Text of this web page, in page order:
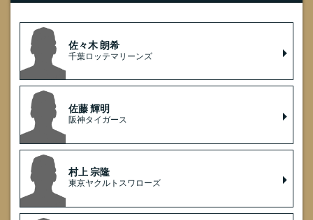
佐々木 朗希
千葉ロッテマリーンズ
佐藤 輝明
阪神タイガース
村上 宗隆
東京ヤクルトスワローズ